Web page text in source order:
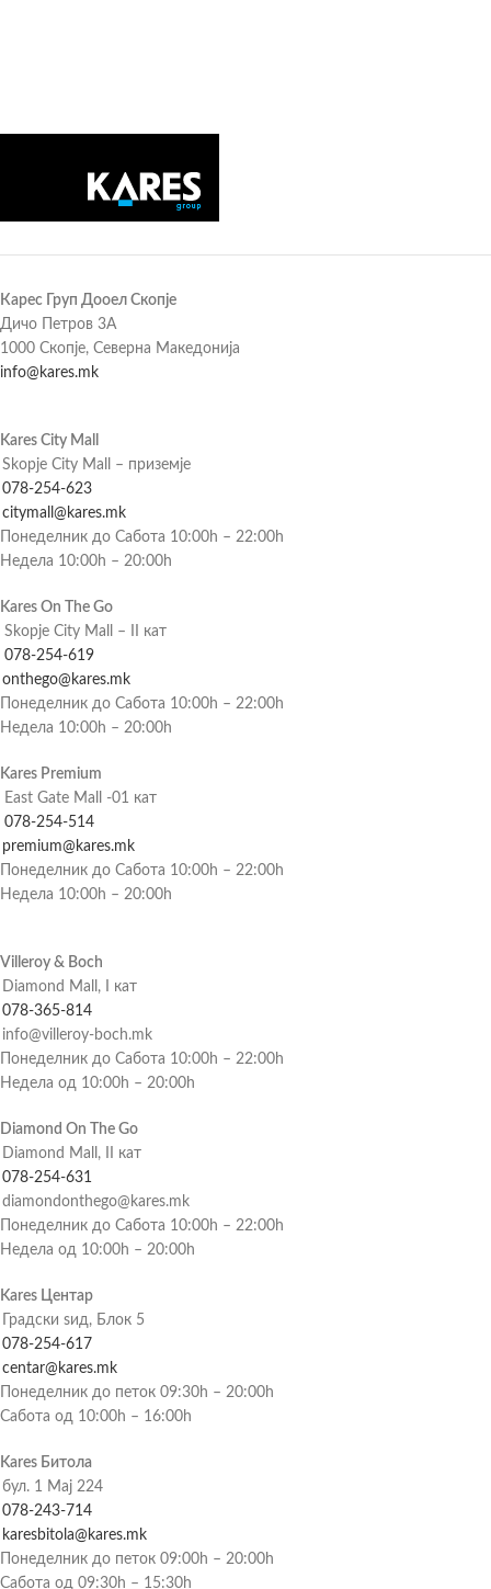
Карес Груп Дооел Скопје
Дичо Петров 3А
1000 Скопје, Северна Македонија
info@kares.mk
Kares City Mall
Skopje City Mall – приземје
078-254-623
citymall@kares.mk
Понеделник до Сабота 10:00h – 22:00h
Недела 10:00h – 20:00h
Kares On The Go
Skopje City Mall – II кат
078-254-619
onthego@kares.mk
Понеделник до Сабота 10:00h – 22:00h
Недела 10:00h – 20:00h
Kares Premium
East Gate Mall -01 кат
078-254-514
premium@kares.mk
Понеделник до Сабота 10:00h – 22:00h
Недела 10:00h – 20:00h
Villeroy & Boch
Diamond Mall, I кат
078-365-814
info@villeroy-boch.mk
Понеделник до Сабота 10:00h – 22:00h
Недела од 10:00h – 20:00h
Diamond On The Go
Diamond Mall, II кат
078-254-631
diamondonthego@kares.mk
Понеделник до Сабота 10:00h – 22:00h
Недела од 10:00h – 20:00h
Kares Центар
Градски ѕид, Блок 5
078-254-617
centar@kares.mk
Понеделник до петок 09:30h – 20:00h
Сабота од 10:00h – 16:00h
Kares Битола
бул. 1 Мај 224
078-243-714
karesbitola@kares.mk
Понеделник до петок 09:00h – 20:00h
Сабота од 09:30h – 15:30h